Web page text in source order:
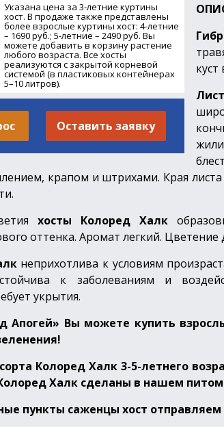
Указана цена за 3-летние куртины
хост. В продаже также представлены
более взрослые куртины хост: 4-летние
– 1690 руб.; 5-летние – 2490 руб. Вы
можете добавить в корзину растение
любого возраста. Все хосты
реализуются с закрытой корневой
системой (в пластиковых контейнерах
5–10 литров).
Оставить заявку
крапом и штрихами. Края
хосты Колоред Халк
оттенка. Аромат легкий. Цветение
неприхотлива к условиям
к заболеваниям и
укрытия.
Апогей» Вы можете купить
Колоред Халк 3-5-летнего
Халк сделаны в нашем
пункты саженцы хост